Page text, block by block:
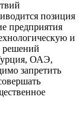
позиция
предприятия
и
решений
ОАЭ,
запретить